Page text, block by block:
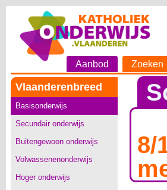
Aanbod Zoeken
Vlaanderenbreed
Basisonderwijs
Secundair onderwijs
Buitengewoon onderwijs
Volwassenenonderwijs
Hoger onderwijs
8/